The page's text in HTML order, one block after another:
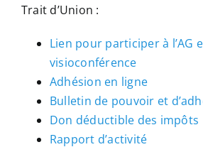
Trait d’Union :
Lien pour participer à l’AG
visioconférence
Adhésion en ligne
Bulletin de pouvoir et
Don déductible des impôts
Rapport d’activité